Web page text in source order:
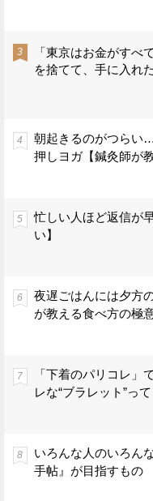
「東京はお金がすべ
を捨てて、手に入れ
朝起きるのがつらい
押しヨガ【鍼灸師が教
忙しい人ほど返信が
い】
夜遅ごはんには夕方
が教える食べ方の極
「下着のパリコレ
レな“ブラレット”っ
いろんな人のいろん
手帖』が目指すもの